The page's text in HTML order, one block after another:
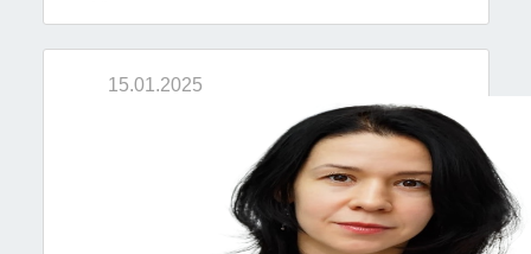
15.01.2025